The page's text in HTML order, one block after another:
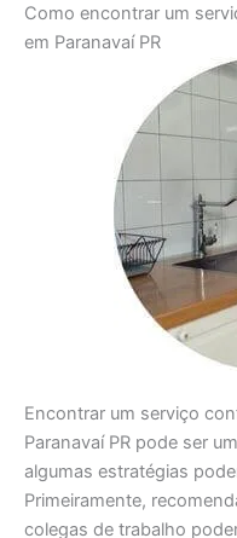
Como encontrar um
em Paranavaí PR
Encontrar um serviço
Paranavaí PR pode ser
algumas estratégias
Primeiramente,
colegas de trabalho